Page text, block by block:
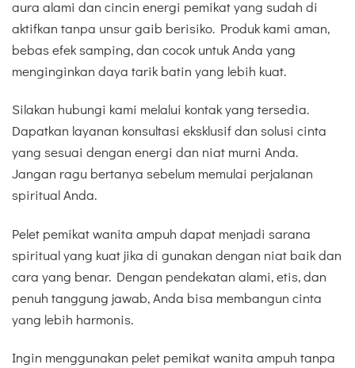
aura alami dan cincin energi pemikat yang sudah di
aktifkan tanpa unsur gaib berisiko. Produk kami aman,
bebas efek samping, dan cocok untuk Anda yang
menginginkan daya tarik batin yang lebih kuat.
Silakan hubungi kami melalui kontak yang tersedia.
Dapatkan layanan konsultasi eksklusif dan solusi cinta
yang sesuai dengan energi dan niat murni Anda.
Jangan ragu bertanya sebelum memulai perjalanan
spiritual Anda.
Pelet pemikat wanita ampuh dapat menjadi sarana
spiritual yang kuat jika di gunakan dengan niat baik dan
cara yang benar. Dengan pendekatan alami, etis, dan
penuh tanggung jawab, Anda bisa membangun cinta
yang lebih harmonis.
Ingin menggunakan pelet pemikat wanita ampuh tanpa